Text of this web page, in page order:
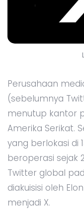
Perusahaan
(sebelumnya
menutup kantor
Amerika Serikat.
yang berlokasi di
beroperasi sejak
Twitter global
diakuisisi oleh
menjadi X.